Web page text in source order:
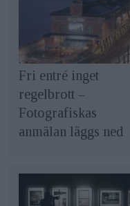
Fri entré inget
regelbrott –
Fotografiskas
anmälan läggs ned